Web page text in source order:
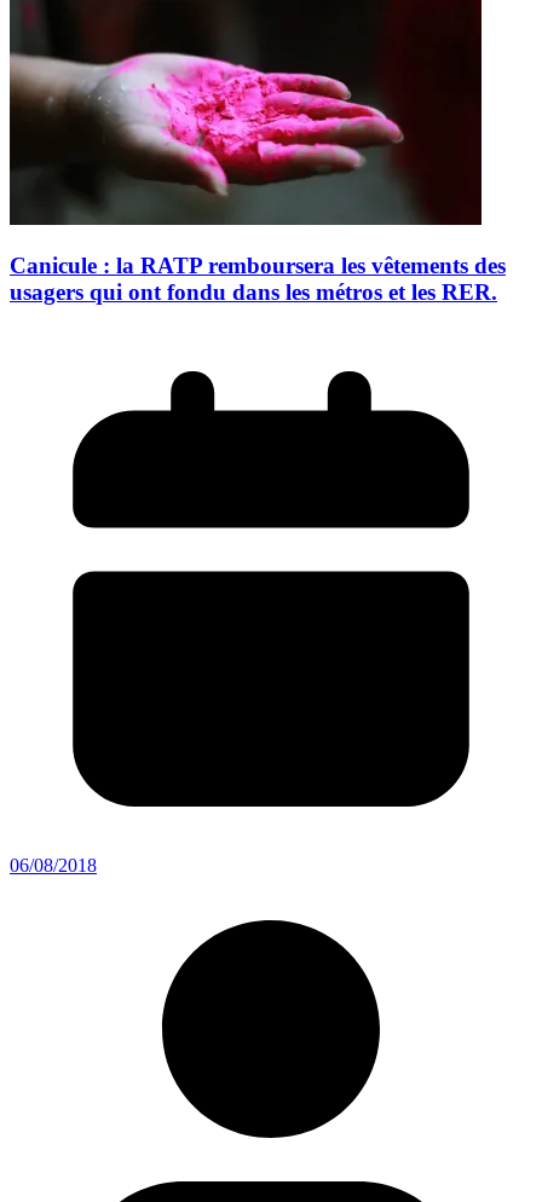
Canicule : la RATP remboursera les vêtements des
usagers qui ont fondu dans les métros et les RER.
06/08/2018